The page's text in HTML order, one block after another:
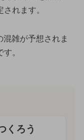
れます。
雑が予想されま
。
くろう